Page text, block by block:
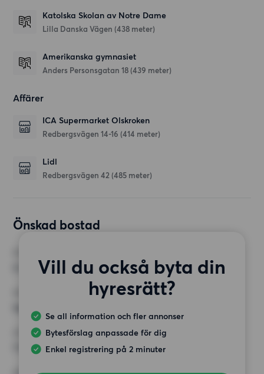
Katolska Skolan av Notre Dame
Lilla Danska Vägen (438 meter)
Amerikanska gymnasiet
Anders Personsgatan 18 (439 meter)
Affärer
ICA Supermarket Olskroken
Redbergsvägen 14-16 (414 meter)
Lidl
Redbergsvägen 42 (485 meter)
Önskad bostad
Vill du också byta din
hyresrätt?
Se all information och fler annonser
Bytesförslag anpassade för dig
Enkel registrering på 2 minuter
MINST ANTAL KVADRATMETER
HÖGSTA HYRA
7 500 kr